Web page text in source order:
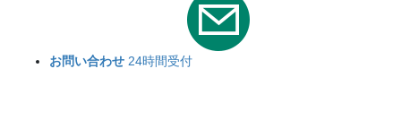
お問い合わせ 24時間受付